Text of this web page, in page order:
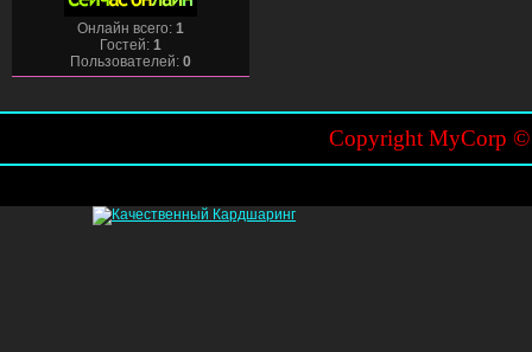
Онлайн всего: 1
Гостей: 1
Пользователей: 0
Copyright MyCorp